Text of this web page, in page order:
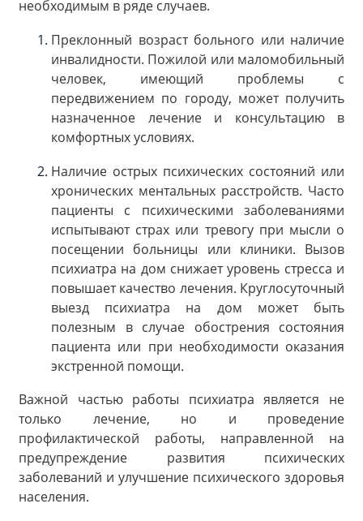
необходимым в ряде случаев.
Преклонный возраст больного или наличие
инвалидности. Пожилой или маломобильный
человек, имеющий проблемы с
передвижением по городу, может получить
назначенное лечение и консультацию в
комфортных условиях.
Наличие острых психических состояний или
хронических ментальных расстройств. Часто
пациенты с психическими заболеваниями
испытывают страх или тревогу при мысли о
посещении больницы или клиники. Вызов
психиатра на дом снижает уровень стресса и
повышает качество лечения. Круглосуточный
выезд психиатра на дом может быть
полезным в случае обострения состояния
пациента или при необходимости оказания
экстренной помощи.
Важной частью работы психиатра является не
только лечение, но и проведение
профилактической работы, направленной на
предупреждение развития психических
заболеваний и улучшение психического здоровья
населения.